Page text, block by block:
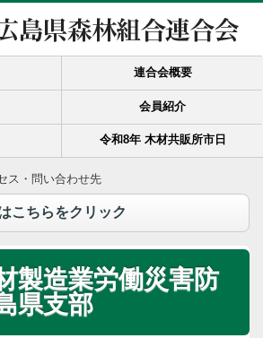
連合会概要
会員紹介
令和8年 木材共販所市日
ス・問い合わせ先
こちらをクリック
製造業労働災害防
県支部